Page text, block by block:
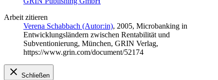
Arbeit zitieren
Verena Schabbach (Autor:in), 2005, Microbanking in
Entwicklungsländern zwischen Rentabilität und
Subventionierung, München, GRIN Verlag,
https://www.grin.com/document/52174
Schließen